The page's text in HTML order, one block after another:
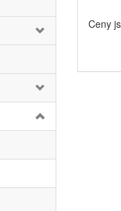
Ceny